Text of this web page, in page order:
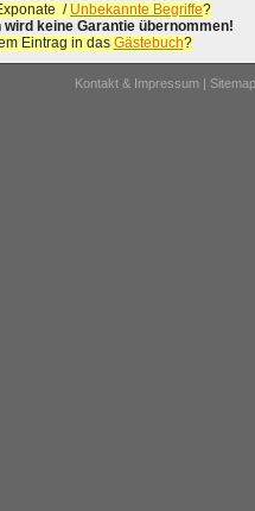
/ Unbekannte Begriffe?
keine Garantie übernommen!
Eintrag in das Gästebuch?
Kontakt & Impressum | Sitemap